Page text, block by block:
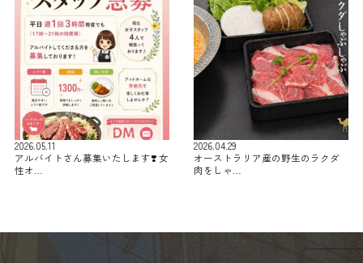
2026.05.11
アルバイトさん募集いたします❣️ 女
性オ…
2026.04.29
オーストラリア産の野生のラクダ
肉をしゃ…